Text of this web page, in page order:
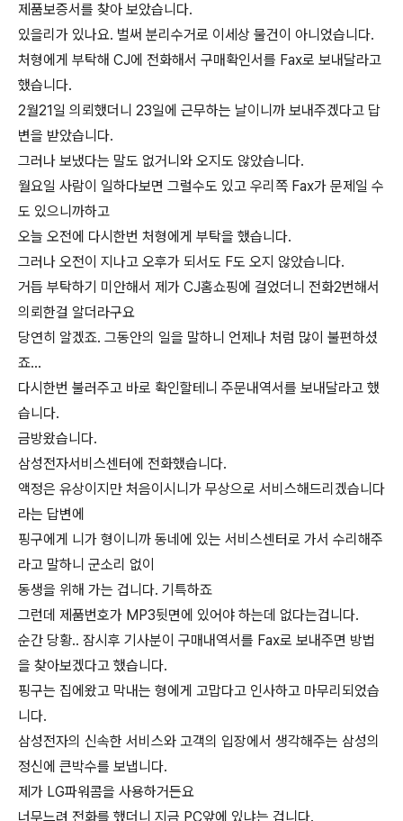
제품보증서를 찾아 보았습니다.
있을리가 있나요. 벌써 분리수거로 이세상 물건이 아니었습니다.
처형에게 부탁해 CJ에 전화해서 구매확인서를 Fax로 보내달라고
했습니다.
2월21일 의뢰했더니 23일에 근무하는 날이니까 보내주겠다고 답
변을 받았습니다.
그러나 보냈다는 말도 없거니와 오지도 않았습니다.
월요일 사람이 일하다보면 그럴수도 있고 우리쪽 Fax가 문제일 수
도 있으니까하고
오늘 오전에 다시한번 처형에게 부탁을 했습니다.
그러나 오전이 지나고 오후가 되서도 F도 오지 않았습니다.
거듭 부탁하기 미안해서 제가 CJ홈쇼핑에 걸었더니 전화2번해서
의뢰한걸 알더라구요
당연히 알겠죠. 그동안의 일을 말하니 언제나 처럼 많이 불편하셨
죠...
다시한번 불러주고 바로 확인할테니 주문내역서를 보내달라고 했
습니다.
금방왔습니다.
삼성전자서비스센터에 전화했습니다.
액정은 유상이지만 처음이시니가 무상으로 서비스해드리겠습니다
라는 답변에
핑구에게 니가 형이니까 동네에 있는 서비스센터로 가서 수리해주
라고 말하니 군소리 없이
동생을 위해 가는 겁니다. 기특하죠
그런데 제품번호가 MP3뒷면에 있어야 하는데 없다는겁니다.
순간 당황.. 잠시후 기사분이 구매내역서를 Fax로 보내주면 방법
을 찾아보겠다고 했습니다.
핑구는 집에왔고 막내는 형에게 고맙다고 인사하고 마무리되었습
니다.
삼성전자의 신속한 서비스와 고객의 입장에서 생각해주는 삼성의
정신에 큰박수를 보냅니다.
제가 LG파워콤을 사용하거든요
너무느려 전화를 했더니 지금 PC앞에 있냐는 겁니다.